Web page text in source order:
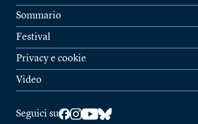
Sommario
Festival
Privacy e cookie
Video
Seguici su